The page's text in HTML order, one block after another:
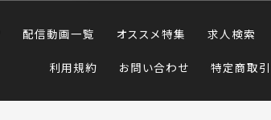
配信動画一覧 オススメ特集 求人検索
利用規約 お問い合わせ 特定商取